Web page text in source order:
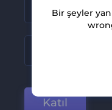
Katıl
Bir şeyler